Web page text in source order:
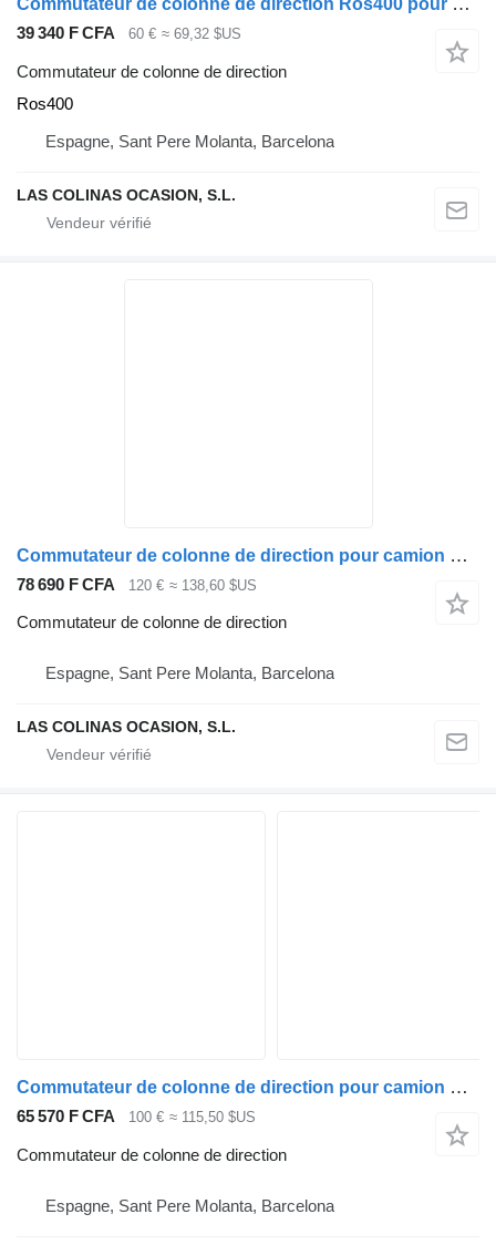
39 340 F CFA 60 € ≈ 69,32 $US
Commutateur de colonne de direction
Ros400
Espagne, Sant Pere Molanta, Barcelona
LAS COLINAS OCASION, S.L.
Commutateur de colonne de direction pour camion Nissan M-Serie
78 690 F CFA 120 € ≈ 138,60 $US
Commutateur de colonne de direction
Espagne, Sant Pere Molanta, Barcelona
LAS COLINAS OCASION, S.L.
Commutateur de colonne de direction pour camion Nissan ATLEON
65 570 F CFA 100 € ≈ 115,50 $US
Commutateur de colonne de direction
Espagne, Sant Pere Molanta, Barcelona